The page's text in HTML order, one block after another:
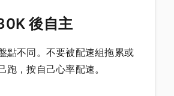
後自主
點不同。不要被配速組拖累或
跑，按自己心率配速。